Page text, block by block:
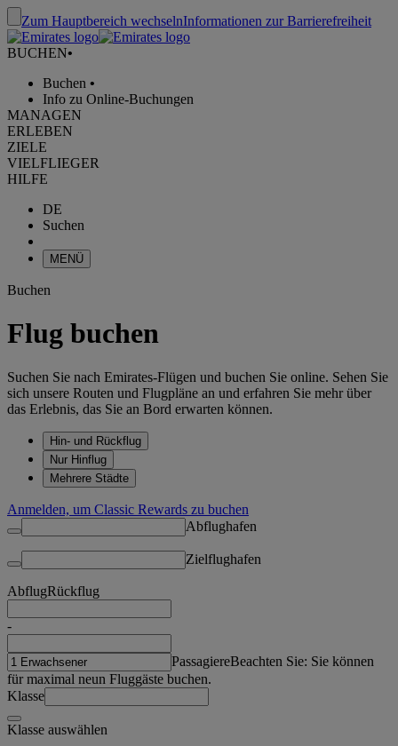
Zum Hauptbereich wechselnInformationen zur Barrierefreiheit
BUCHEN•
Buchen •
Info zu Online-Buchungen
MANAGEN
ERLEBEN
ZIELE
VIELFLIEGER
HILFE
DE
Suchen
MENÜ
Buchen
Flug buchen
Suchen Sie nach Emirates-Flügen und buchen Sie online. Sehen Sie
sich unsere Routen und Flugpläne an und erfahren Sie mehr über
das Erlebnis, das Sie an Bord erwarten können.
Hin- und Rückflug
Nur Hinflug
Mehrere Städte
Anmelden, um Classic Rewards zu buchen
Abflughafen
Zielflughafen
AbflugRückflug
-
PassagiereBeachten Sie: Sie können
für maximal neun Fluggäste buchen.
Klasse
Klasse auswählen